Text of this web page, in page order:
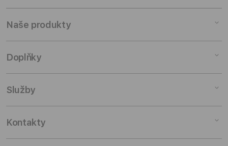
Naše produkty
iPhone
AirPods
Doplňky
Doplňky pro Mac
Doplňky pro iPhone
Služby
Pronájem
Kontakty